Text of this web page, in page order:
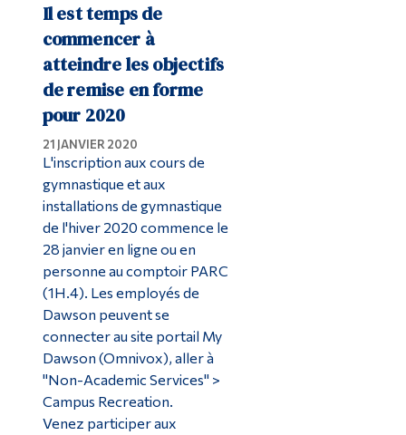
Il est temps de
commencer à
atteindre les objectifs
de remise en forme
pour 2020
21 JANVIER 2020
L'inscription aux cours de
gymnastique et aux
installations de gymnastique
de l'hiver 2020 commence le
28 janvier en ligne ou en
personne au comptoir PARC
(1H.4). Les employés de
Dawson peuvent se
connecter au site portail My
Dawson (Omnivox), aller à
"Non-Academic Services" >
Campus Recreation.
Venez participer aux